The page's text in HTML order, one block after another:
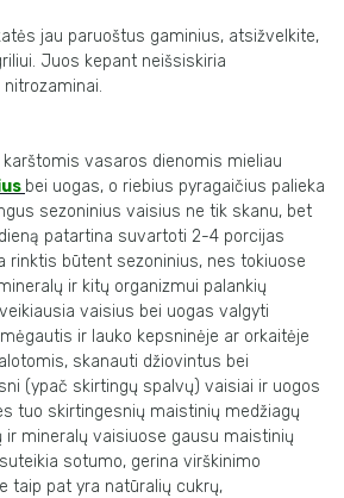
jau paruoštus gaminius, atsižvelkite,
Juos kepant neišsiskiria
vasaros dienomis mieliau
bei uogas, o riebius pyragaičius palieka
sezoninius vaisius ne tik skanu, bet
patartina suvartoti 2-4 porcijas
rinktis būtent sezoninius, nes tokiuose
ir kitų organizmui palankių
vaisius bei uogas valgyti
ir lauko kepsninėje ar orkaitėje
skanauti džiovintus bei
(ypač skirtingų spalvų) vaisiai ir uogos
tuo skirtingesnių maistinių medžiagų
ir mineralų vaisiuose gausu maistinių
sotumo, gerina virškinimo
taip pat yra natūralių cukrų,